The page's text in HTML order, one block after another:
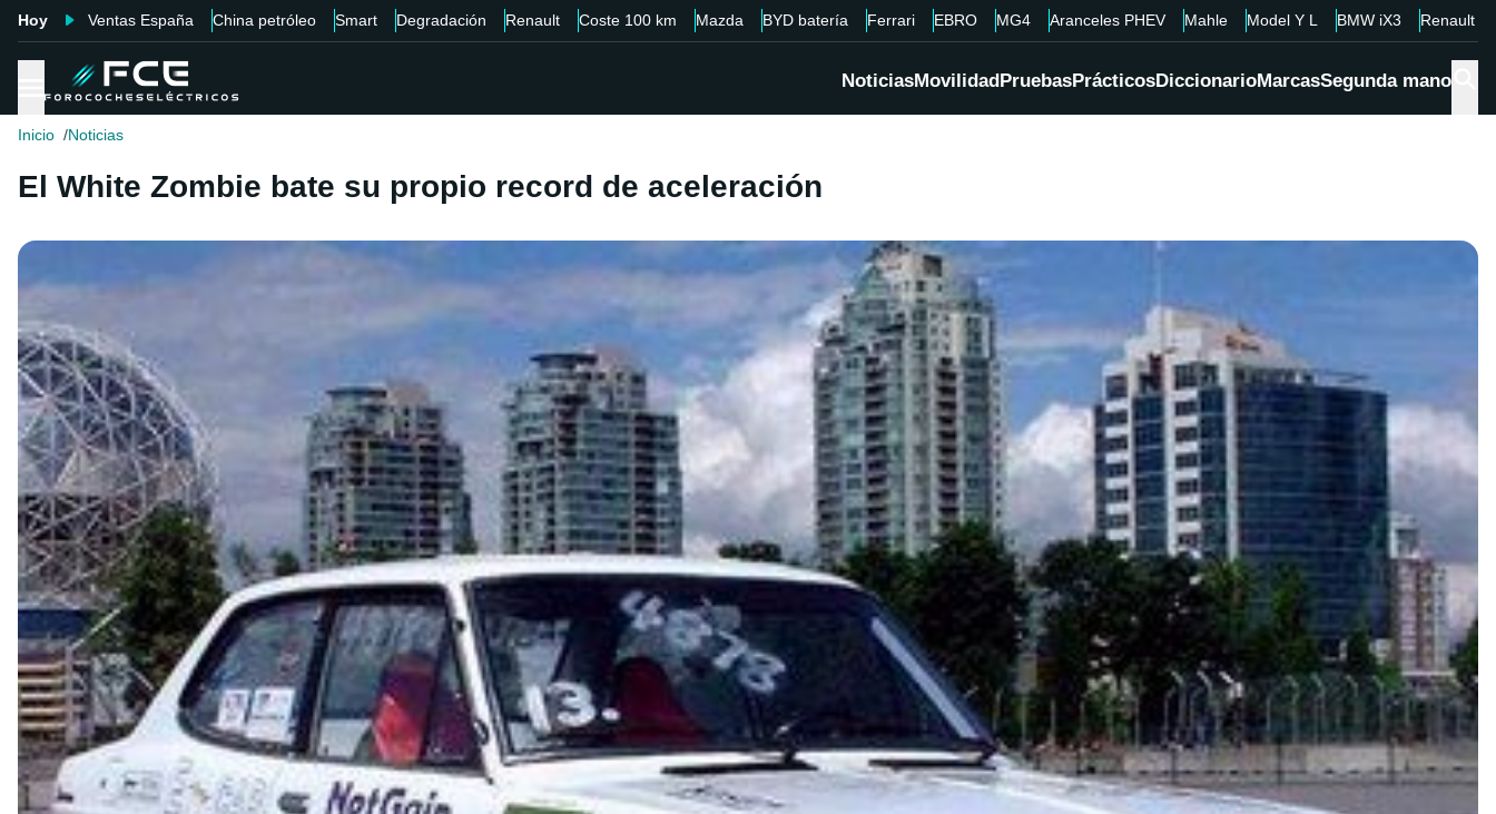
Hoy Ventas España China petróleo Smart Degradación Renault Coste 100 km Mazda BYD batería Ferrari EBRO MG4 Aranceles PHEV Mahle Model Y L BMW iX3 Renault
NoticiasMovilidadPruebasPrácticosDiccionarioMarcasSegunda mano
Inicio Noticias
El White Zombie bate su propio record de aceleración